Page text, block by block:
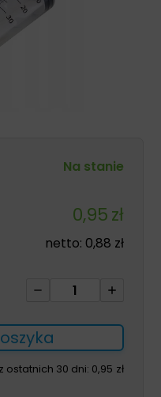
Na stanie
0,95zł
netto: 0,88 zł
ilość
sterylna
j.u.
50/60ml
ostatnich 30 dni: 0,95 zł